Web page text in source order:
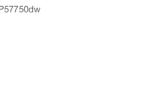
список друкувальної техніки,